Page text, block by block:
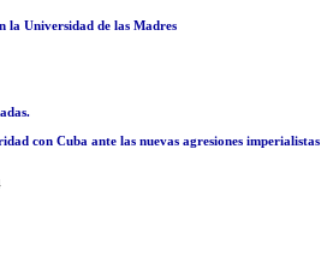
la Universidad de las Madres
con Cuba ante las nuevas agresiones imperialistas